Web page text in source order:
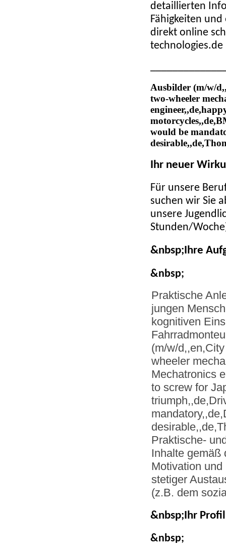
detaillierten
Fähigkeiten
direkt online
technologies.de
Ausbilder (m/w/
two-wheeler
would be
Ihr neuer
Für unsere
suchen wir Sie
unsere
Stunden/
&nbsp;Ihre
&nbsp;
Praktische
jungen
kognitiven
(m/w/
wheeler
Mechatronics
to screw for
Praktische-
Inhalte gemäß
Motivation
stetiger
(z.B. dem
&nbsp;Ihr Profil
&nbsp;